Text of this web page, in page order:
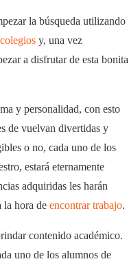
la búsqueda utilizando
y, una vez
a disfrutar de esta bonita
y personalidad, con esto
de vuelvan divertidas y
o no, cada uno de los
estará eternamente
adquiridas les harán
la hora de encontrar trabajo.
contenido académico.
uno de los alumnos de